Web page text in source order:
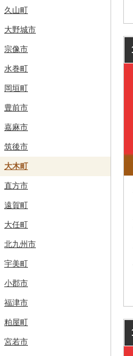
尻町
走市
河町
尾町
札内村
川市
布町
居村
路市
前町
別町
冠村
士幌町
取町
飯町
見市
別市
子府町
外ヶ浜町
つがる市
弘前市
鰺ヶ沢町
むつ市
田舎館村
青森県（県庁）
三沢市
西目屋村
北上市
平泉町
洋野町
大船渡市
山田町
大槌町
女川町
気仙沼市
美里町
松島町
大和町
大郷町
南三陸町
仙台市
大河原町
角田市
涌谷町
東松島市
鹿角市
大仙市
八郎潟町
戸沢村
舟形町
最上町
真室川町
寒河江市
西川町
高畠町
山形市
三川町
大江町
米沢市
三春町
本宮市
柳津町
鮫川村
福島市
新地町
葛尾村
三島町
桑折町
矢吹町
国見町
檜枝岐村
喜多方市
南相馬市
会津若松市
大熊町
浅川町
相馬市
笠間市
行方市
結城市
城里町
水戸市
鉾田市
桜川市
石岡市
茨城県（県庁）
坂東市
小美玉市
日立市
大子町
鹿嶋市
阿見町
那珂市
筑西市
八千代町
芳賀町
野木町
藤岡市
邑楽町
板倉町
嬬恋村
草津町
高崎市
群馬県（県庁）
大泉町
長野原町
中之条町
日高市
蓮田市
川越市
宮代町
吉見町
東松山市
入間市
志木市
北本市
桶川市
加須市
三郷市
八潮市
越生町
さいたま市
鴻巣市
嵐山町
越谷市
東庄町
館山市
大網白里市
一宮町
佐倉市
木更津市
茂原市
野田市
山武市
鴨川市
印西市
神崎町
船橋市
千葉市
白井市
成田市
富津市
浦安市
多摩市
稲城市
世田谷区
日の出町
板橋区
渋谷区
千代田区
新宿区
江東区
青梅市
国立市
品川区
福生市
小平市
文京区
大田区
豊島区
西東京市
横須賀市
三浦市
大磯町
箱根町
横浜市
茅ヶ崎市
川崎市
厚木市
海老名市
相模原市
座間市
二宮町
村上市
妙高市
聖籠町
刈羽村
湯沢町
新潟市
早川町
南部町
昭和町
甲府市
甲州市
丹波山村
立科町
東御市
中野市
豊丘村
売木村
小諸市
木曽町
箕輪町
駒ヶ根市
王滝村
千曲市
辰野町
茅野市
喬木村
阿智村
小川村
宮田村
飯綱町
高山市
郡上市
白川村
御嵩町
海津市
関ケ原町
七宗町
笠松町
東白川村
土岐市
岐阜県（県庁）
下呂市
多治見市
垂井町
恵那市
白川町
各務原市
美濃市
熱海市
掛川市
伊豆の国市
小山町
森町
川根本町
富士市
御前崎市
東伊豆町
西伊豆町
清水町
南伊豆町
松崎町
湖西市
磐田市
三島市
静岡県（県庁）
牧之原市
蒲郡市
東郷町
犬山市
弥富市
東海市
新城市
春日井市
瀬戸市
大府市
半田市
あま市
岩倉市
小牧市
愛西市
長久手市
豊川市
尾張旭市
稲沢市
名張市
東員町
玉城町
南山城村
京都市
舞鶴市
和束町
八幡市
京田辺市
向日市
松原市
柏原市
羽曳野市
大阪府（府庁）
吹田市
河南町
和泉市
高槻市
豊中市
箕面市
太子町
岬町
千早赤阪村
東大阪市
摂津市
島本町
高石市
田尻町
養父市
南あわじ市
洲本市
猪名川町
尼崎市
加西市
宝塚市
淡路市
丹波篠山市
香美町
芦屋市
神戸市
川西市
三田市
赤穂市
相生市
姫路市
伊丹市
斑鳩町
平群町
黒滝村
御所市
上牧町
明日香村
吉野町
奈良市
大和郡山市
野迫川村
葛城市
三宅町
生駒市
東吉野村
五條市
香芝市
桜井市
橿原市
紀の川市
上富田町
白浜町
由良町
すさみ町
日高町
有田川町
印南町
和歌山県（県庁）
みなべ町
かつらぎ町
田辺市
北山村
串本町
新庄村
高梁市
勝央町
倉敷市
矢掛町
鏡野町
安芸高田市
佐那河内村
北島町
吉野川市
南国市
仁淀川町
大月町
三原村
香南市
大豊町
田野町
高知市
東洋町
越知町
安芸市
本山町
土佐清水市
北川村
佐川町
梼原町
宿毛市
中土佐町
久山町
大野城市
宗像市
水巻町
岡垣町
豊前市
嘉麻市
筑後市
大木町
直方市
遠賀町
大任町
北九州市
宇美町
小郡市
福津市
粕屋町
宮若市